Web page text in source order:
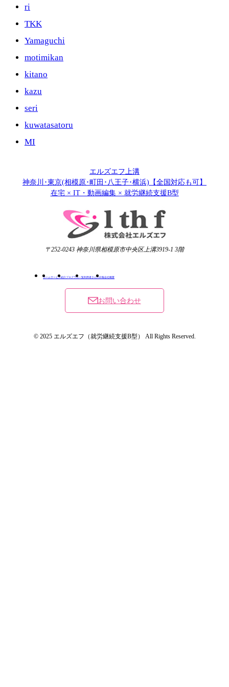
ri
TKK
Yamaguchi
motimikan
kitano
kazu
seri
kuwatasatoru
MI
エルズエフ上溝
神奈川･東京(相模原･町田･八王子･横浜)【全国対応も可】
在宅 × IT・動画編集 × 就労継続支援B型
〒252-0243 神奈川県相模原市中央区上溝3919-1 3階
ホームサービス紹介プログラム一覧 利用者さんの日報会社概要
お問い合わせ
© 2025 エルズエフ（就労継続支援B型） All Rights Reserved.